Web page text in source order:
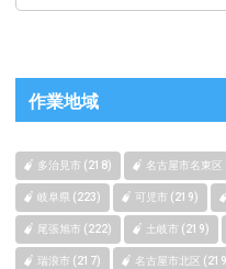
作業地域
多治見市 (218) 名古屋市名東区
岐阜県 (223) 可児市 (219)
尾張旭市 (222) 土岐市 (219)
瑞浪市 (217) 名古屋市北区